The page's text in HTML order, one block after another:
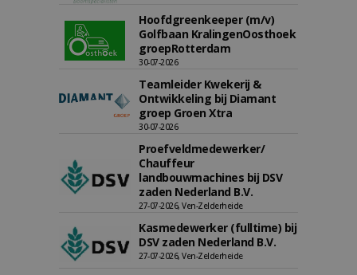
Hoofdgreenkeeper (m/v)
Golfbaan KralingenOosthoek
groepRotterdam
30-07-2026
Teamleider Kwekerij &
Ontwikkeling bij Diamant
groep Groen Xtra
30-07-2026
Proefveldmedewerker/
Chauffeur
landbouwmachines bij DSV
zaden Nederland B.V.
27-07-2026, Ven-Zelderheide
Kasmedewerker (fulltime) bij
DSV zaden Nederland B.V.
27-07-2026, Ven-Zelderheide